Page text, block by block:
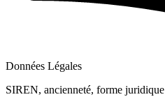
Données Légales
SIREN, ancienneté, forme juridique